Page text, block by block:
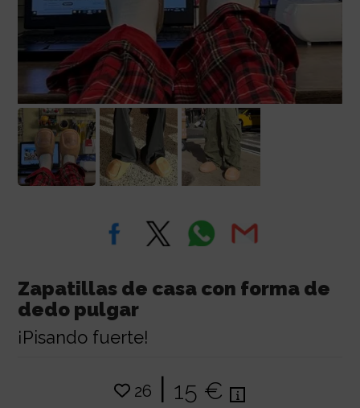
Zapatillas de casa con forma de
dedo pulgar
¡Pisando fuerte!
26 | 15 €